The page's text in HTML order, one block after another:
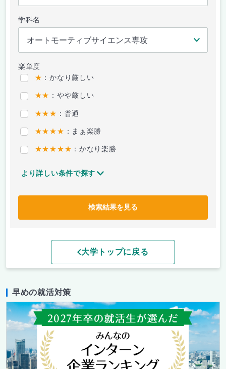
学科名
楽単度
★ ：かなり厳しい
★★ ：やや厳しい
★★★ ：普通
★★★★ ：まぁ楽勝
★★★★★ ：かなり楽勝
より詳しい条件で探す
検索結果を見る
大学トップに戻る
早めの就活対策